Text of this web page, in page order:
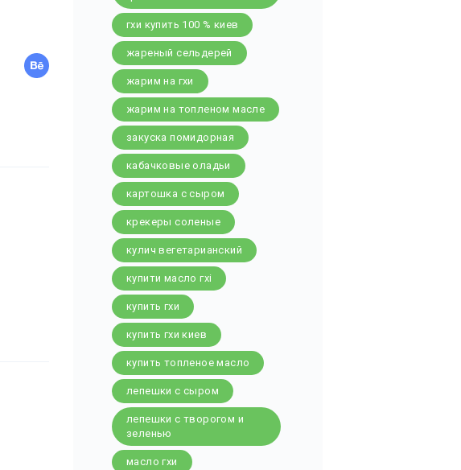
гхи купить 100 % киев
жареный сельдерей
жарим на гхи
жарим на топленом масле
закуска помидорная
кабачковые оладьи
картошка с сыром
крекеры соленые
кулич вегетарианский
купити масло гхі
купить гхи
купить гхи киев
купить топленое масло
лепешки с сыром
лепешки с творогом и
зеленью
масло гхи